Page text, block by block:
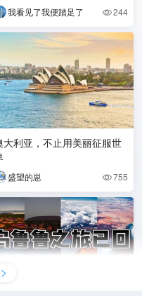
我看见了我便踏足了 244
大利亚，不止用美丽征服世
盛望的崽 755
